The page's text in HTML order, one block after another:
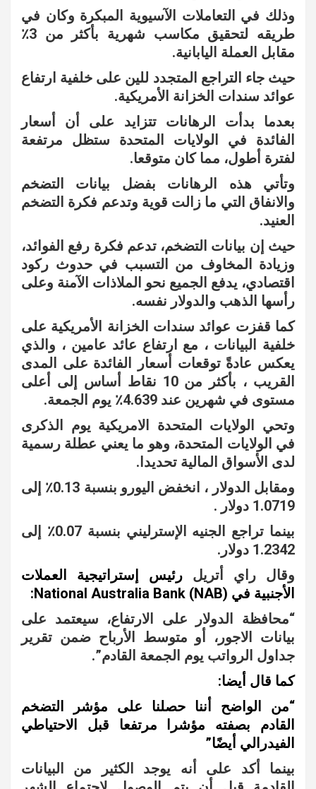
وذلك في التعاملات الآسيوية المبكرة وكان في
طريقه لتحقيق مكاسب شهرية بأكثر من 3٪
مقابل العملة اليابانية.
حيث جاء التراجع المتجدد للين على خلفية ارتفاع
عوائد سندات الخزانة الأمريكية.
بعدما بدأت الرهانات تتزايد على أن أسعار
الفائدة في الولايات المتحدة ستظل مرتفعة
لفترة أطول، مما كان متوقعا.
وتأتي هذه الرهانات بفضل بيانات التضخم
والانفاق التي ما زالت قوية وتدعم فكرة التضخم
العنيد.
حيث إن بيانات التضخم، تدعم فكرة رفع الفوائد،
وزيادة المخاوف من التسبب في حدوث ركود
اقتصادي، يدفع الجميع نحو الملاذات الآمنة وعلى
رأسها الذهب والدولار نفسه.
كما قفزت عوائد سندات الخزانة الأمريكية على
خلفية البيانات ، مع ارتفاع عائد عامين ، والذي
يعكس عادةً توقعات أسعار الفائدة على المدى
القريب ، بأكثر من 10 نقاط أساس إلى أعلى
مستوى في شهرين عند 4.639٪ يوم الجمعة.
وتحي الولايات المتحدة الامريكية يوم الذكرى
في الولايات المتحدة، وهو ما يعني عطلة رسمية
لدى الأسواق المالية تحديدا.
ومقابل الدولار ، انخفض اليورو بنسبة 0.13٪ إلى
1.0719 دولار .
بينما تراجع الجنيه الإسترليني بنسبة 0.07٪ إلى
1.2342 دولار.
وقال راي أتريل رئيس إستراتيجية العملات
الأجنبية في National Australia Bank (NAB):
“محافظة الدولار على الارتفاع، سيعتمد على
بيانات الاجور، أو متوسط الأرباح ضمن تقرير
جداول الرواتب يوم الجمعة القادم”.
كما قال أيضا:
“من الواضح أننا حصلنا على مؤشر التضخم
القادم بصفته مؤشرا مرتفعا قبل الاحتياطي
الفيدرالي أيضًا”
بينما أكد على أنه يوجد الكثير من البيانات